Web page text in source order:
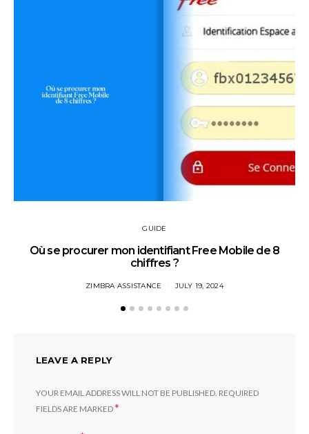
GUIDE
Où se procurer mon identifiant Free Mobile de 8
chiffres ?
ZIMBRA ASSISTANCE JULY 19, 2024
LEAVE A REPLY
YOUR EMAIL ADDRESS WILL NOT BE PUBLISHED. REQUIRED
FIELDS ARE MARKED*